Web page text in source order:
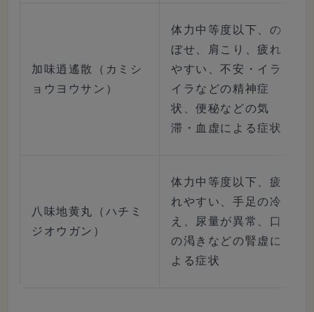
加味逍遙散（カミシ
ョウヨウサン）
体力中等度以下、の
ぼせ、肩こり、疲れ
やすい、不安・イラ
イラなどの精神症
状、便秘などの気
滞・血虚による症状
八味地黄丸（ハチミ
ジオウガン）
体力中等度以下、疲
れやすい、手足の冷
え、尿量が異常、口
の渇きなどの腎虚に
よる症状